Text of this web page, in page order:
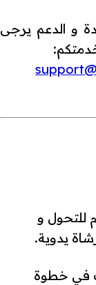
و الدعم يرجى
للتحول و
في خطوة